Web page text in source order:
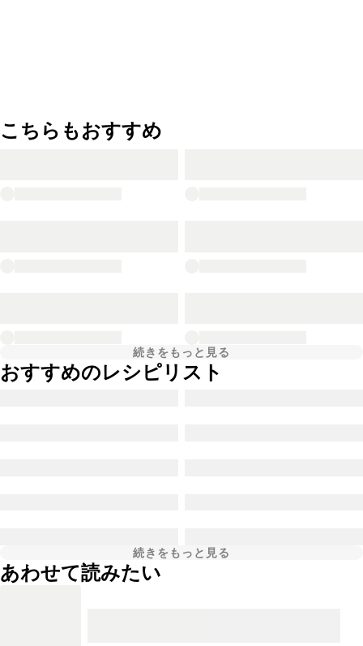
こちらもおすすめ
続きをもっと見る
おすすめのレシピリスト
続きをもっと見る
あわせて読みたい